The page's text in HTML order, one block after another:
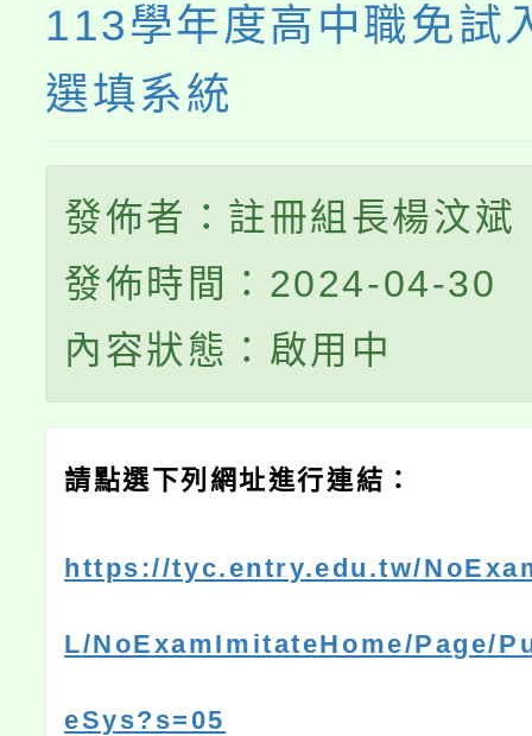
113學年度高中職免試
選填系統
發佈者：註冊組長楊汶斌
發佈時間：2024-04-30
內容狀態：啟用中
請點選下列網址進行連結：
https://tyc.entry.edu.tw/
L/NoExamImitateHome/Page/
eSys?s=05